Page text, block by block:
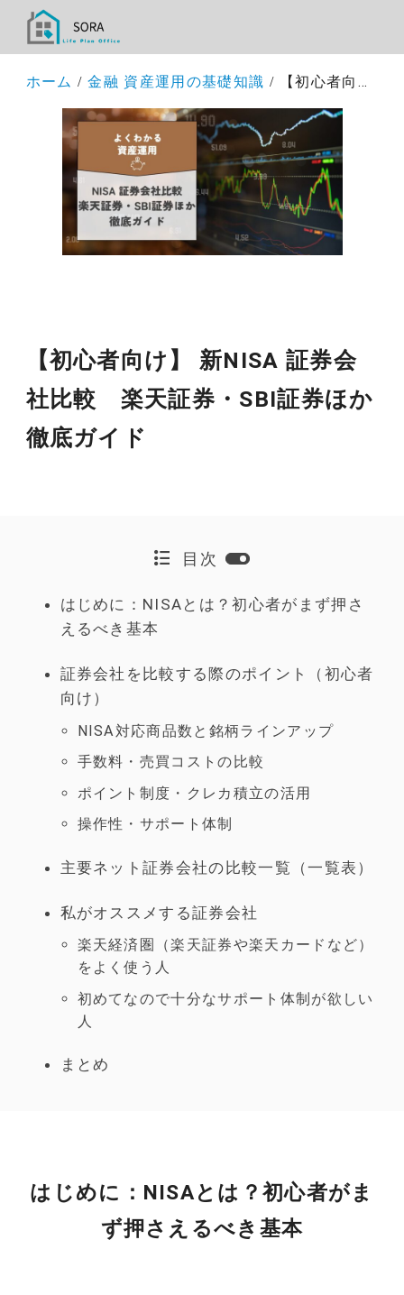
ホーム 金融 資産運用の基礎知識 【初心者向け】 新NISA 証券会社比較 楽天証券・SBI証券ほか徹底ガイド
【初心者向け】 新NISA 証券会
社比較 楽天証券・SBI証券ほか
徹底ガイド
目次
はじめに：NISAとは？初心者がまず押さ
えるべき基本
証券会社を比較する際のポイント（初心者
向け）
NISA対応商品数と銘柄ラインアップ
手数料・売買コストの比較
ポイント制度・クレカ積立の活用
操作性・サポート体制
主要ネット証券会社の比較一覧（一覧表）
私がオススメする証券会社
楽天経済圏（楽天証券や楽天カードなど）
をよく使う人
初めてなので十分なサポート体制が欲しい
人
まとめ
はじめに：NISAとは？初心者がま
ず押さえるべき基本